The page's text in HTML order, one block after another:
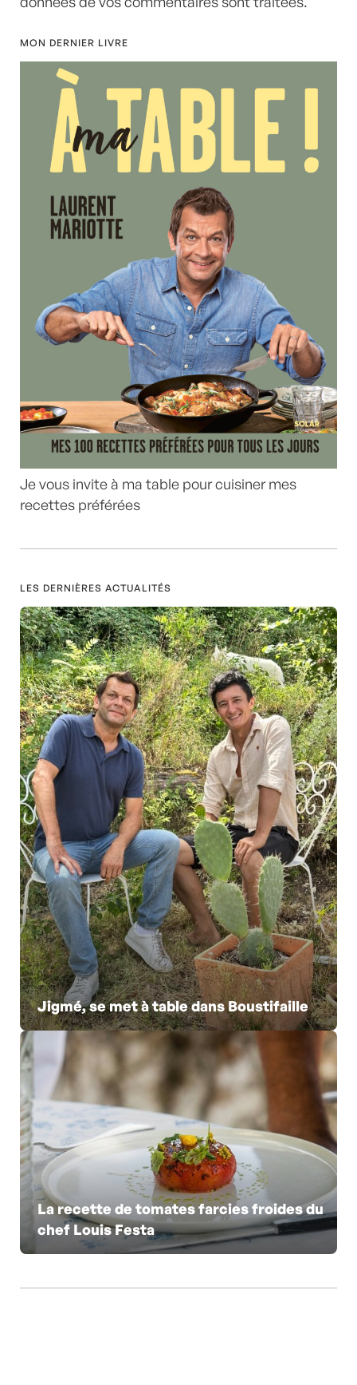
MON DERNIER LIVRE
Je vous invite à ma table pour cuisiner mes
recettes préférées
LES DERNIÈRES ACTUALITÉS
Jigmé, se met à table dans Boustifaille
La recette de tomates farcies froides du
chef Louis Festa